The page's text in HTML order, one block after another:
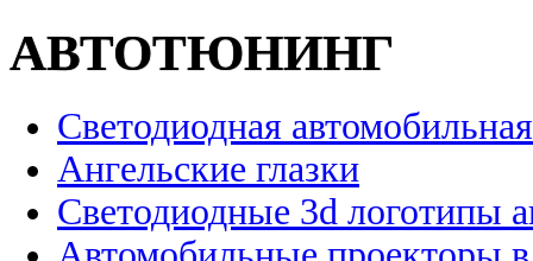
АВТОТЮНИНГ
Светодиодная
Ангельские глазки
Светодиодные 3d логотипы